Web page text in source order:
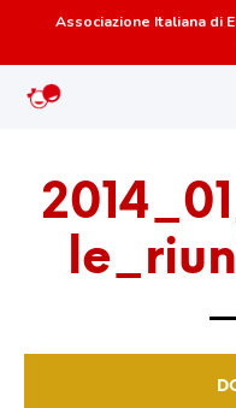
Associazione Italiana di